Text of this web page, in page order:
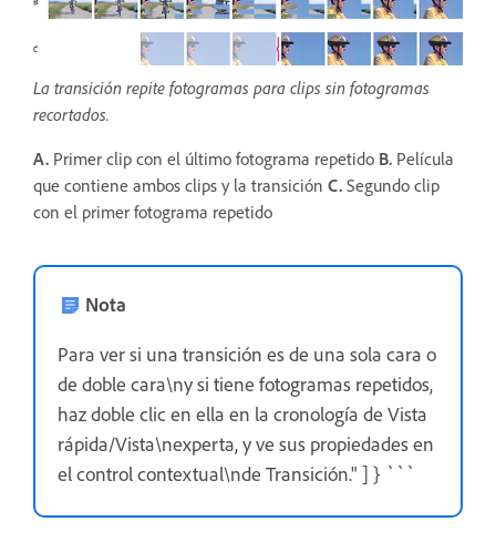
La transición repite fotogramas para clips sin fotogramas
recortados.
A. Primer clip con el último fotograma repetido B. Película
que contiene ambos clips y la transición C. Segundo clip
con el primer fotograma repetido
Nota
Para ver si una transición es de una sola cara o
de doble cara\ny si tiene fotogramas repetidos,
haz doble clic en ella en la cronología de Vista
rápida/Vista\nexperta, y ve sus propiedades en
el control contextual\nde Transición." ] } ```